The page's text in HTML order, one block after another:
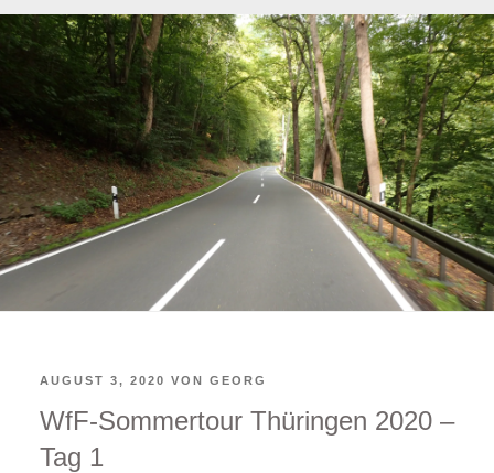
VERÖFFENTLICHT
AM
AUGUST 3, 2020 VON GEORG
WfF-Sommertour Thüringen 2020 –
Tag 1